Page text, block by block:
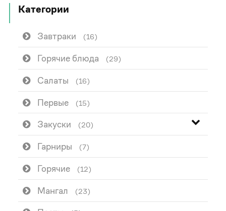
Категории
Завтраки (16)
Горячие блюда (29)
Салаты (16)
Первые (15)
Закуски (20)
Гарниры (7)
Горячие (12)
Мангал (23)